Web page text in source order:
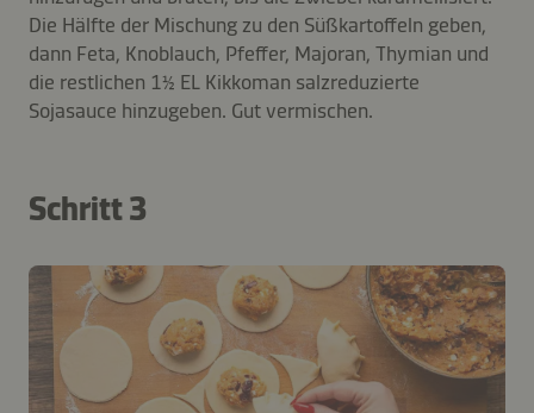
Die Hälfte der Mischung zu den Süßkartoffeln geben,
dann Feta, Knoblauch, Pfeffer, Majoran, Thymian und
die restlichen 1½ EL Kikkoman salzreduzierte
Sojasauce hinzugeben. Gut vermischen.
Schritt 3